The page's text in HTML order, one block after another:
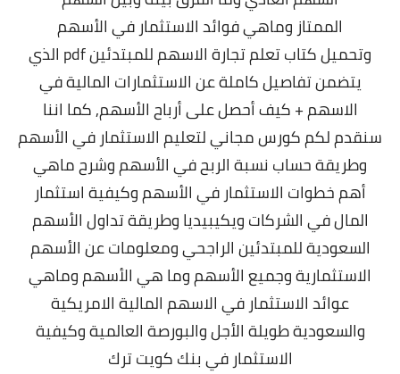
الاستثمار
الممتاز وماهي فوائد الاستثمار في الأسهم
وتحميلكتاب تعلم تجارة الاسهم للمبتدئين pdf
الذي
يتضمن تفاصيل كاملة عنالاستثمارات المالية في
الاسهم +كيف أحصل على أرباح الأسهم, كما اننا
سنقدم لكم كورس مجاني لتعليم الاستثمار في الأسهم
وطريقة حساب نسبة الربح في الأسهم وشرح ماهي
أهم خطوات الاستثمار في الأسهم وكيفيةاستثمار
المال في الشركاتويكيبيديا وطريقة تداول الأسهم
السعودية للمبتدئين الراجحي ومعلومات عن الأسهم
الاستثمارية وجميع الأسهم وما هي الأسهم وماهي
عوائد الاستثمار في الاسهم المالية الامريكية
والسعودية طويلة الأجل والبورصة العالمية وكيفية
الاستثمار في بنك كويت ترك